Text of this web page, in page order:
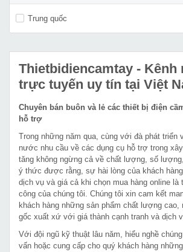
Trung quốc
Thietbidiencamtay - Kênh
trực tuyến uy tín tại Việt
Chuyên bán buôn và lẻ các thiết bị điện
hỗ trợ
Trong những năm qua, cùng với đà phát triển
nước nhu cầu về các dụng cụ hỗ trợ trong
tăng không ngừng cả về chất lượng, số
ý thức được rằng, sự hài lòng của khách
dịch vụ và giá cả khi chọn mua hàng online là
công của chúng tôi. Chúng tôi xin cam kết
khách hàng những sản phẩm chất lượng cao,
gốc xuất xứ với giá thành cạnh tranh và dịch
Với đội ngũ kỹ thuật lâu năm, hiểu nghề
vấn hoặc cung cấp cho quý khách hàng